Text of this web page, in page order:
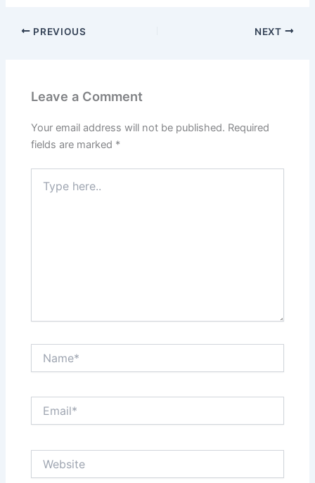
PREVIOUS NEXT
Leave a Comment
Your email address will not be published. Required
fields are marked *
here..